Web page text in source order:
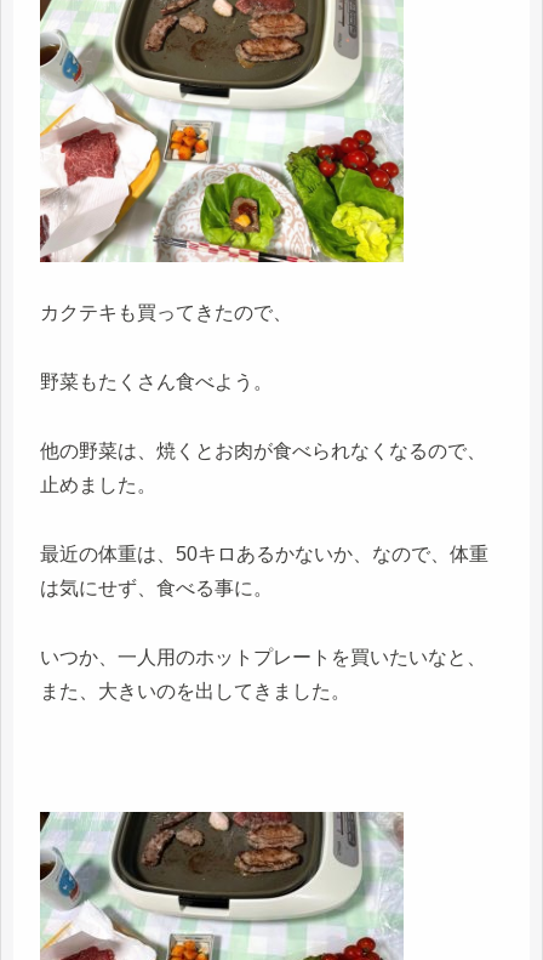
カクテキも買ってきたので、
野菜もたくさん食べよう。
他の野菜は、焼くとお肉が食べられなくなるので、
止めました。
最近の体重は、50キロあるかないか、なので、体重
は気にせず、食べる事に。
いつか、一人用のホットプレートを買いたいなと、
また、大きいのを出してきました。